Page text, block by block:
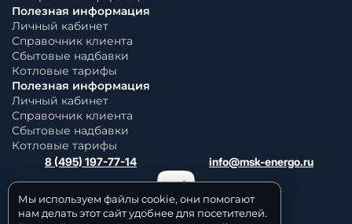
Мы используем файлы cookie, они помогают
нам делать этот сайт удобнее для посетителей.
Полезная информация
Личный кабинет
Справочник клиента
Сбытовые надбавки
Котловые тарифы
Полезная информация
Личный кабинет
Справочник клиента
Сбытовые надбавки
Котловые тарифы
8 (495) 197-77-14 info@msk-energo.ru